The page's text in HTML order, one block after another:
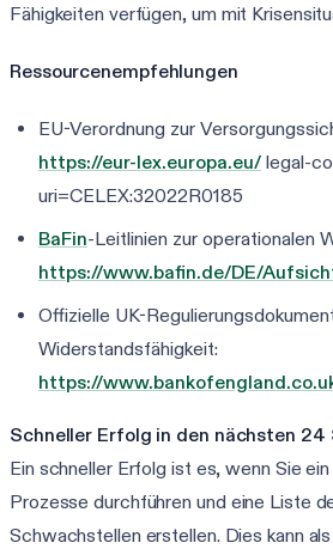
Fähigkeiten verfügen, um mit
Ressourcenempfehlungen
EU-Verordnung zur
https://eur-lex.europa.eu/ legal-
uri=CELEX:32022R0185
BaFin-Leitlinien zur operationalen
https://www.bafin.de/DE/
Offizielle UK-
Widerstandsfähigkeit:
https://
Schneller Erfolg in den nächsten 24
Ein schneller Erfolg ist es, wenn Sie
Prozesse durchführen und eine Liste
Schwachstellen erstellen. Dies kann